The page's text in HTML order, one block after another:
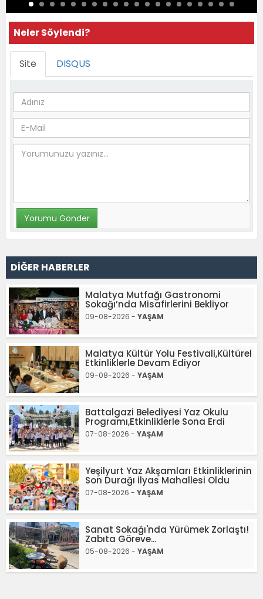
Neler Söylendi?
Site DISQUS
DİĞER HABERLER
Malatya Mutfağı Gastronomi
Sokağı’nda Misafirlerini Bekliyor
09-08-2026 - YAŞAM
Malatya Kültür Yolu Festivali,Kültürel
Etkinliklerle Devam Ediyor
09-08-2026 - YAŞAM
Battalgazi Belediyesi Yaz Okulu
Programı,Etkinliklerle Sona Erdi
07-08-2026 - YAŞAM
Yeşilyurt Yaz Akşamları Etkinliklerinin
Son Durağı İlyas Mahallesi Oldu
07-08-2026 - YAŞAM
Sanat Sokağı'nda Yürümek Zorlaştı!
Zabıta Göreve...
05-08-2026 - YAŞAM